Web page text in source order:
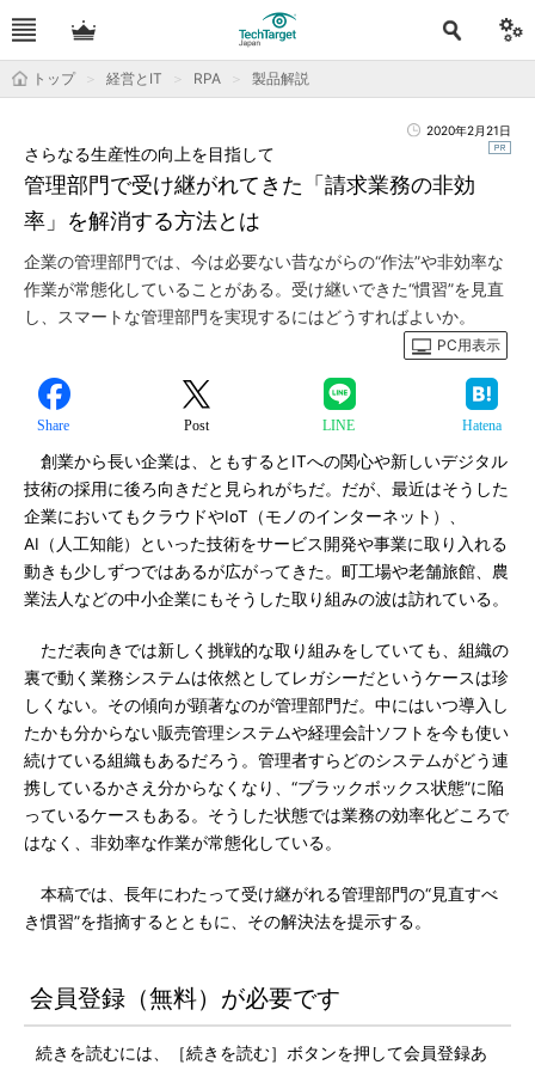
トップ 経営とIT RPA 製品解説
2020年2月21日
管理部門で受け継がれてきた「請求業務の非効
率」を解消する方法とは
さらなる生産性の向上を目指して
企業の管理部門では、今は必要ない昔ながらの“作法”や非効率な
作業が常態化していることがある。受け継いできた“慣習”を見直
し、スマートな管理部門を実現するにはどうすればよいか。
PC用表示
Share Post LINE Hatena
創業から長い企業は、ともするとITへの関心や新しいデジタル
技術の採用に後ろ向きだと見られがちだ。だが、最近はそうした
企業においてもクラウドやIoT（モノのインターネット）、
AI（人工知能）といった技術をサービス開発や事業に取り入れる
動きも少しずつではあるが広がってきた。町工場や老舗旅館、農
業法人などの中小企業にもそうした取り組みの波は訪れている。
ただ表向きでは新しく挑戦的な取り組みをしていても、組織の
裏で動く業務システムは依然としてレガシーだというケースは珍
しくない。その傾向が顕著なのが管理部門だ。中にはいつ導入し
たかも分からない販売管理システムや経理会計ソフトを今も使い
続けている組織もあるだろう。管理者すらどのシステムがどう連
携しているかさえ分からなくなり、“ブラックボックス状態”に陥
っているケースもある。そうした状態では業務の効率化どころで
はなく、非効率な作業が常態化している。
本稿では、長年にわたって受け継がれる管理部門の“見直すべ
き慣習”を指摘するとともに、その解決法を提示する。
会員登録（無料）が必要です
続きを読むには、［続きを読む］ボタンを押して会員登録あ